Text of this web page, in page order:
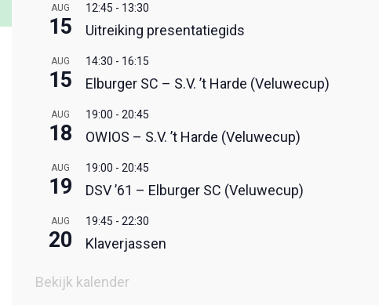
AUG
15
12:45 - 13:30
Uitreiking presentatiegids
AUG
15
14:30 - 16:15
Elburger SC – S.V. ’t Harde (Veluwecup)
AUG
18
19:00 - 20:45
OWIOS – S.V. ’t Harde (Veluwecup)
AUG
19
19:00 - 20:45
DSV ’61 – Elburger SC (Veluwecup)
AUG
20
19:45 - 22:30
Klaverjassen
Bekijk kalender